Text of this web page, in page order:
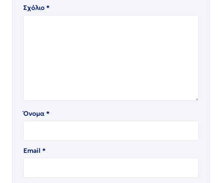
Σχόλιο*
Όνομα*
Email *